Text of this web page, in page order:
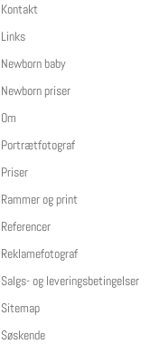
Kontakt
Links
Newborn baby
Newborn priser
Om
Portrætfotograf
Priser
Rammer og print
Referencer
Reklamefotograf
Salgs- og leveringsbetingelser
Sitemap
Søskende